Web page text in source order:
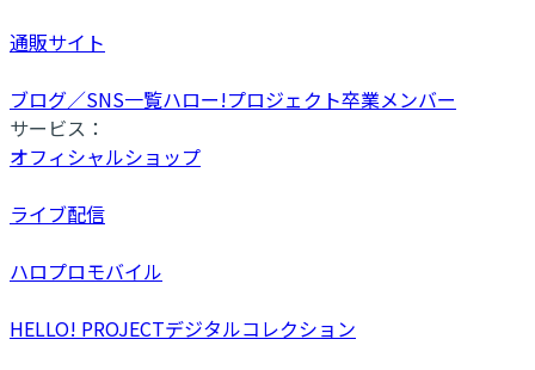
通販サイト
ブログ／SNS一覧ハロー!プロジェクト卒業メンバー
サービス：
オフィシャルショップ
ライブ配信
ハロプロモバイル
HELLO! PROJECTデジタルコレクション